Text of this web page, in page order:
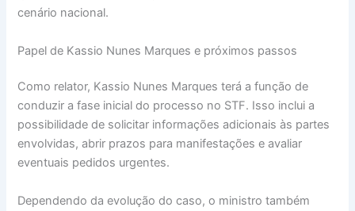
cenário nacional.
Papel de Kassio Nunes Marques e próximos passos
Como relator, Kassio Nunes Marques terá a função de
conduzir a fase inicial do processo no STF. Isso inclui a
possibilidade de solicitar informações adicionais às partes
envolvidas, abrir prazos para manifestações e avaliar
eventuais pedidos urgentes.
Dependendo da evolução do caso, o ministro também